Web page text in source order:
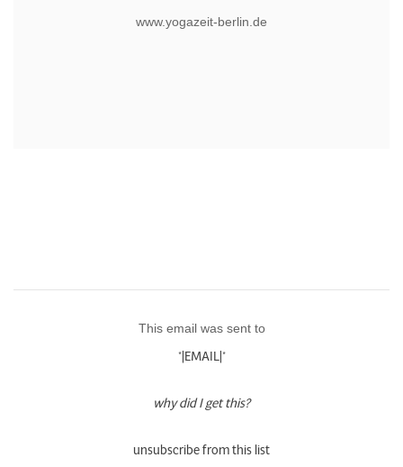
www.yogazeit-berlin.de
This email was sent to
*|EMAIL|*
why did I get this?
unsubscribe from this list